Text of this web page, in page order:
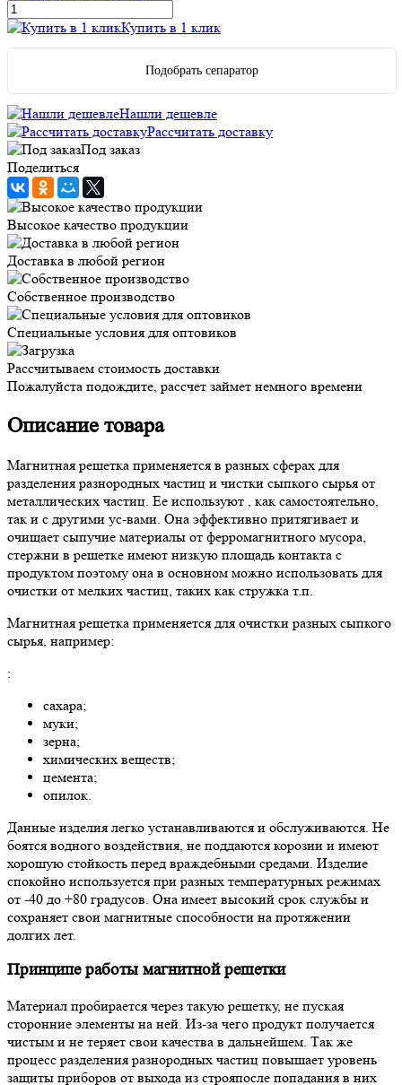
Купить в 1 клик
Подобрать сепаратор
Нашли дешевле
Рассчитать доставку
Под заказ
Поделиться
Высокое качество продукции
Доставка в любой регион
Собственное производство
Специальные условия для оптовиков
Рассчитываем стоимость доставки
Пожалуйста подождите, рассчет займет немного времени
Описание товара
Магнитная решетка применяется в разных сферах для
разделения разнородных частиц и чистки сыпкого сырья от
металлических частиц. Ее используют , как самостоятельно,
так и с другими ус-вами. Она эффективно притягивает и
очищает сыпучие материалы от ферромагнитного мусора,
стержни в решетке имеют низкую площадь контакта с
продуктом поэтому она в основном можно использовать для
очистки от мелких частиц, таких как стружка т.п.
Магнитная решетка применяется для очистки разных сыпкого
сырья, например:
:
сахара;
муки;
зерна;
химических веществ;
цемента;
опилок.
Данные изделия легко устанавливаются и обслуживаются. Не
боятся водного воздействия, не поддаются корозии и имеют
хорошую стойкость перед враждебными средами. Изделие
спокойно используется при разных температурных режимах
от -40 до +80 градусов. Она имеет высокий срок службы и
сохраняет свои магнитные способности на протяжении
долгих лет.
Принципе работы магнитной решетки
Материал пробирается через такую решетку, не пуская
сторонние элементы на ней. Из-за чего продукт получается
чистым и не теряет свои качества в дальнейшем. Так же
процесс разделения разнородных частиц повышает уровень
защиты приборов от выхода из строяпосле попадания в них